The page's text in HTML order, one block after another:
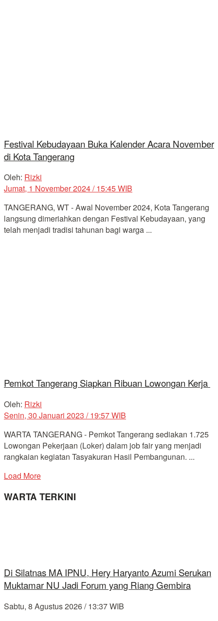
Festival Kebudayaan Buka Kalender Acara November
di Kota Tangerang
Oleh: Rizki
Jumat, 1 November 2024 / 15:45 WIB
TANGERANG, WT - Awal November 2024, Kota Tangerang
langsung dimeriahkan dengan Festival Kebudayaan, yang
telah menjadi tradisi tahunan bagi warga ...
Pemkot Tangerang Siapkan Ribuan Lowongan Kerja
Oleh: Rizki
Senin, 30 Januari 2023 / 19:57 WIB
WARTA TANGERANG - Pemkot Tangerang sediakan 1.725
Lowongan Pekerjaan (Loker) dalam job fair yang menjadi
rangkaian kegiatan Tasyakuran Hasil Pembangunan. ...
Load More
WARTA TERKINI
Di Silatnas MA IPNU, Hery Haryanto Azumi Serukan
Muktamar NU Jadi Forum yang Riang Gembira
Sabtu, 8 Agustus 2026 / 13:37 WIB